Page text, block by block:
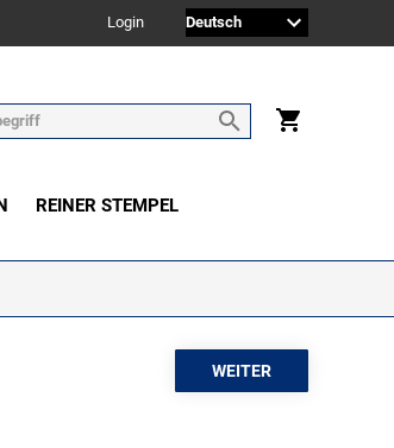
Login
REINER STEMPEL